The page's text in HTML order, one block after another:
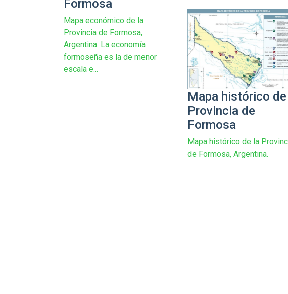
Formosa
Mapa económico de la
Provincia de Formosa,
Argentina. La economía
formoseña es la de menor
escala e...
Mapa histórico
Provincia de
Formosa
Mapa histórico de la
de Formosa, Argentina.